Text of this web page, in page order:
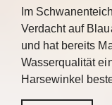
Im
Verdacht auf
und hat bereits
Wasserqualität
Harsewinkel